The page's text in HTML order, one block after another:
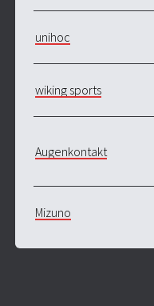
unihoc
wiking sports
Augenkontakt
Mizuno